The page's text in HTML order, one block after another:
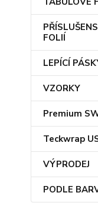
FOLIÍ
LEPÍCÍ
VZORKY
Premium
Teckwrap
VÝPRODEJ
PODLE